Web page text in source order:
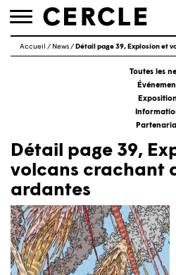
Toggle
Accueil / News/ Détail page 39, Explosion et
Toutes les
Exposition
Détail page 39,
volcans crachant
ardantes